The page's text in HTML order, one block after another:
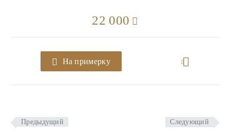
22 000
На примерку
Предыдущий Следующий